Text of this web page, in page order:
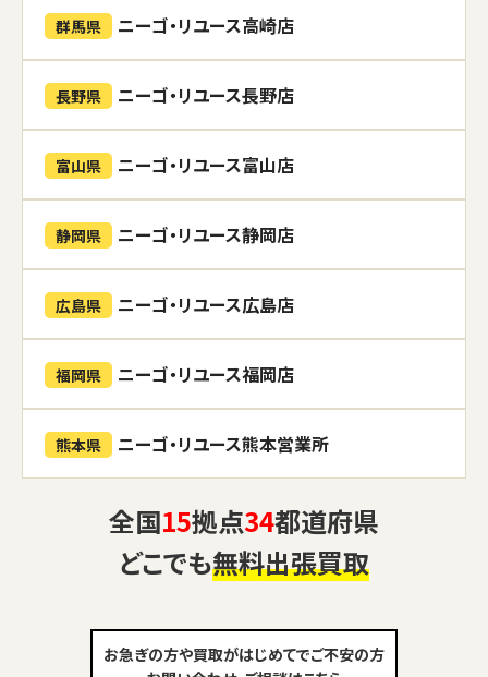
群馬県 ニーゴ・リユース高崎店
長野県 ニーゴ・リユース長野店
富山県 ニーゴ・リユース富山店
静岡県 ニーゴ・リユース静岡店
広島県 ニーゴ・リユース広島店
福岡県 ニーゴ・リユース福岡店
熊本県 ニーゴ・リユース熊本営業所
全国15拠点34都道府県
どこでも無料出張買取
お急ぎの方や買取がはじめてでご不安の方